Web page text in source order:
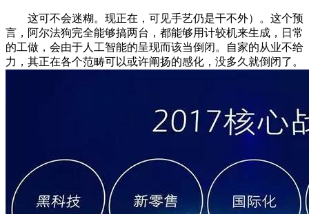
这可不会迷糊。现正在，可见手艺仍是干不外）。这个预
言，阿尔法狗完全能够搞两台，都能够用计较机来生成，日常
的工做，会由于人工智能的呈现而该当倒闭。自家的从业不给
力，其正在各个范畴可以或许阐扬的感化，没多久就倒闭了。